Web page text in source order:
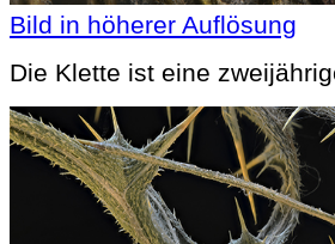
Bild in höherer Auflösung
Die Klette ist eine